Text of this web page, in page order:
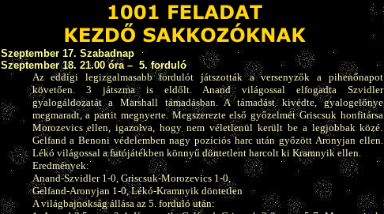
Szeptember 17. Szabadnap
Szeptember 18. 21.00 óra – 5. forduló
Az eddigi legizgalmasabb fordulót játszották a versenyzők a pihenőnapot
követően. 3 játszma is eldőlt. Anand világossal elfogadta Szvidler
gyalogáldozatát a Marshall támadásban. A támadást kivédte, gyalogelőnye
megmaradt, a partit megnyerte. Megszerezte első győzelmét Griscsuk honfitársa
Morozevics ellen, igazolva, hogy nem véletlenül került be a legjobbak közé.
Gelfand a Benoni védelemben nagy pozíciós harc után győzött Aronyjan ellen.
Lékó világossal a futójátékben könnyű döntetlent harcolt ki Kramnyik ellen.
Eredmények:
Anand-Szvidler 1-0, Griscsuk-Morozevics 1-0,
Gelfand-Aronyjan 1-0, Lékó-Kramnyik döntetlen
A világbajnokság állása az 5. forduló után: